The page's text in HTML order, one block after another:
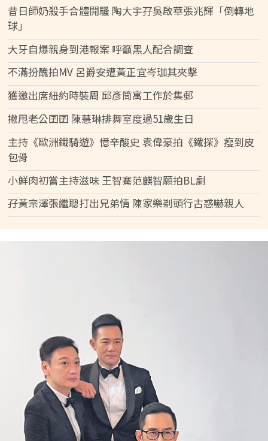
昔日師奶殺手合體開騷 陶大宇孖吳啟華張兆輝「倒轉地
球」
大牙自爆親身到港報案 呼籲黑人配合調查
不滿扮醜拍MV 呂爵安遭黃正宜岑珈其夾擊
獲邀出席紐約時裝周 邱彥筒寓工作於集郵
撇甩老公囝囝 陳慧琳排舞室度過51歲生日
主持《歐洲鐵騎遊》憶辛酸史 袁偉豪拍《鐵探》瘦到皮
包骨
小鮮肉初嘗主持滋味 王智騫范麒智願拍BL劇
孖黃宗澤張繼聰打出兄弟情 陳家樂剃頭行古惑嚇親人